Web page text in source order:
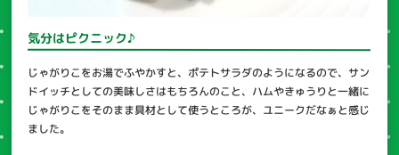
気分はピクニック♪
じゃがりこをお湯でふやかすと、ポテトサラダのようになるので、サン
ドイッチとしての美味しさはもちろんのこと、ハムやきゅうりと一緒に
じゃがりこをそのまま具材として使うところが、ユニークだなぁと感じ
ました。